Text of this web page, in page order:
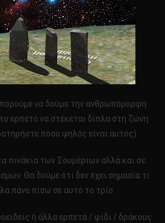
να δούμε την ανθρωπόμορφη
ερπετό να στέκεται δίπλα στη ζώνη
πόσο ψηλός είναι αυτός).
πινάκια των Σουμέριων αλλά και σε
Θα δούμε ότι δεν έχει σημασία τι
πάνε πίσω σε αυτό το τρίο:
ή άλλα ερπετά / φίδι / δράκους